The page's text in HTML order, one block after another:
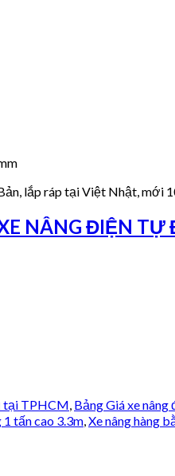
lắp ráp tại Việt Nhật, mới
NÂNG ĐIỆN TỰ
tại TPHCM, Bảng Giá xe nâng
tấn cao 3.3m,Xe nâng hàng